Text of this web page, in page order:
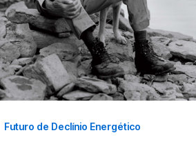
Futuro de Declínio Energético